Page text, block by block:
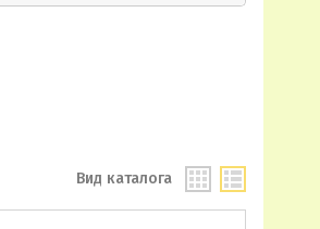
Вид каталога